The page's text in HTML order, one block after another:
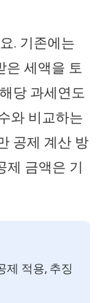
. 기존에는
은 세액을 토
당 과세연도
와 비교하는
공제 계산 방
제 금액은 기
제 적용, 추징